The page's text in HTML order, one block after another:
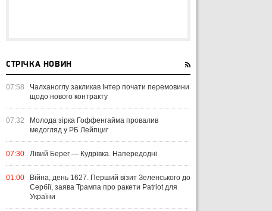
СТРІЧКА НОВИН
07:58
Чалханоглу закликав Інтер почати перемовини
щодо нового контракту
07:32
Молода зірка Гоффенгайма провалив
медогляд у РБ Лейпциг
07:30 Лівий Берег — Кудрівка. Напередодні
01:00
Війна, день 1627. Перший візит Зеленського до
Сербії, заява Трампа про ракети Patriot для
України